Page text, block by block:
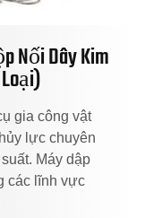
Nối Dây Kim
gia công vật
lực chuyên
Máy dập
các lĩnh vực